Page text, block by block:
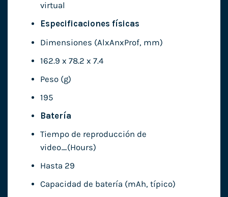
virtual
Especificaciones físicas
Dimensiones (AlxAnxProf, mm)
162.9 x 78.2 x 7.4
Peso (g)
195
Batería
Tiempo de reproducción de
video_(Hours)
Hasta 29
Capacidad de batería (mAh, típico)